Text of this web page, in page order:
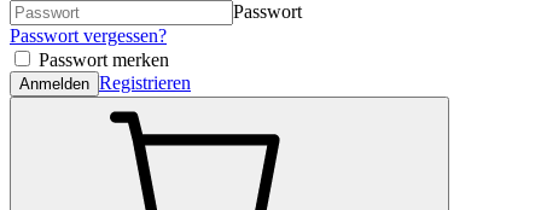
Passwort
Passwort vergessen?
Passwort merken
Anmelden Registrieren